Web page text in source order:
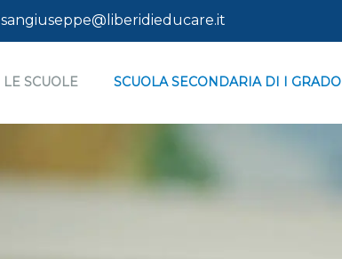
sangiuseppe@liberidieducare.it
LE SCUOLE SCUOLA SECONDARIA DI I GRADO